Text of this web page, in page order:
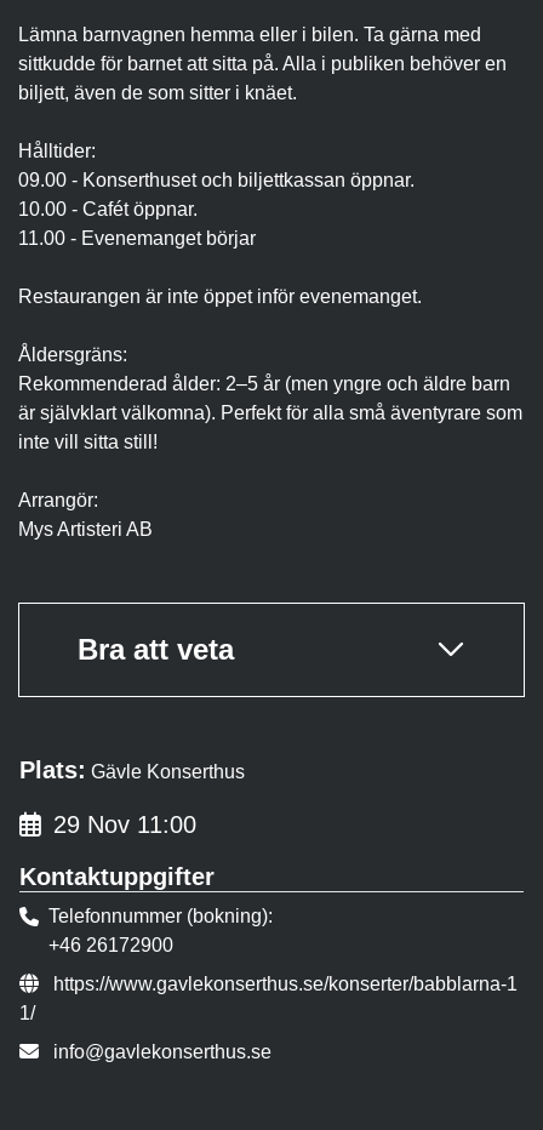
Lämna barnvagnen hemma eller i bilen. Ta gärna med
sittkudde för barnet att sitta på. Alla i publiken behöver en
biljett, även de som sitter i knäet.
Hålltider:
09.00 - Konserthuset och biljettkassan öppnar.
10.00 - Cafét öppnar.
11.00 - Evenemanget börjar
Restaurangen är inte öppet inför evenemanget.
Åldersgräns:
Rekommenderad ålder: 2–5 år (men yngre och äldre barn
är självklart välkomna). Perfekt för alla små äventyrare som
inte vill sitta still!
Arrangör:
Mys Artisteri AB
Bra att veta
Plats: Gävle Konserthus
29 Nov 11:00
Kontaktuppgifter
Telefonnummer (bokning)
+46 26172900
Evenemangslänk:
https://www.gavlekonserthus.se/konserter/babblarna-1
1/
E-post:
info@gavlekonserthus.se